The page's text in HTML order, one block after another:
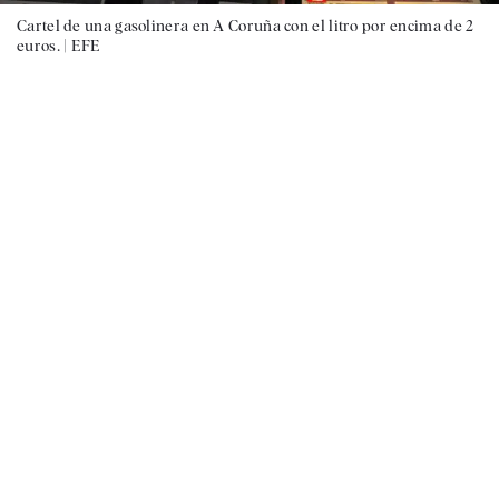
Cartel de una gasolinera en A Coruña con el litro por encima de 2
euros. | EFE